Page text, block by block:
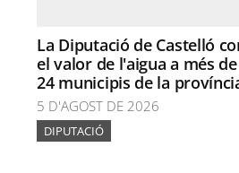
La Diputació de Castelló
el valor de l'aigua a més
24 municipis de la
5 D'AGOST DE 2026
DIPUTACIÓ